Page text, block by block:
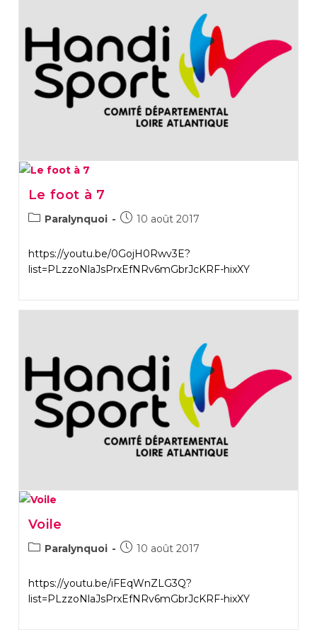
Le foot à 7
PostParalynquoi
Post10 août 2017
https://youtu.be/0GojH0Rwv3E?
list=PLzzoNlaJsPrxEfNRv6mGbrJcKRF-hixXY
Voile
PostParalynquoi
Post10 août 2017
https://youtu.be/iFEqWnZLG3Q?
list=PLzzoNlaJsPrxEfNRv6mGbrJcKRF-hixXY